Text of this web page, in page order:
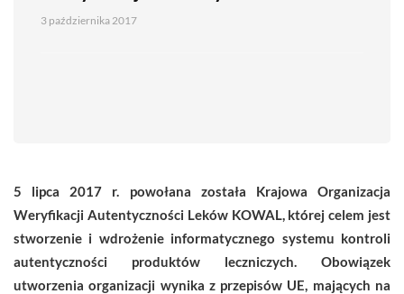
3 października 2017
5 lipca 2017 r. powołana została Krajowa Organizacja
Weryfikacji Autentyczności Leków KOWAL, której celem jest
stworzenie i wdrożenie informatycznego systemu kontroli
autentyczności produktów leczniczych. Obowiązek
utworzenia organizacji wynika z przepisów UE, mających na